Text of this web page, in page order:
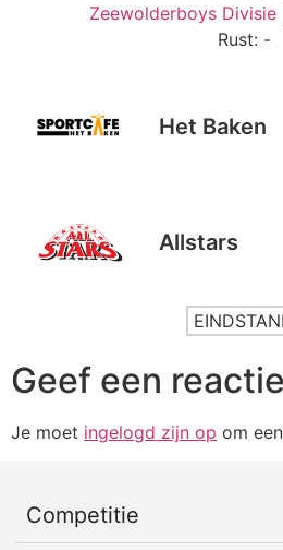
Zeewolderboys Divisie
Rust: -
Het Baken
Allstars
Geef een reactie
Je moet ingelogd zijn op om
Competitie